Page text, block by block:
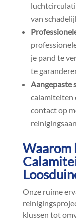
van
je pand te
te
Aangepaste
calamiteiten
contact op
Waarom
Onze ruime
klussen tot